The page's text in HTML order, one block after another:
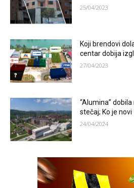
25/04/2023
Koji brendovi
centar dobija
27/04/2023
“Alumina”
stečaj; Ko je
24/04/2024